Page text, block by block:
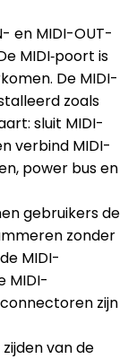
en MIDI-OUT-
MIDI‑poort is
De MIDI-
zoals
sluit MIDI-
verbind MIDI-
power bus en
gebruikers de
zonder
MIDI-
MIDI-
zijn
van de